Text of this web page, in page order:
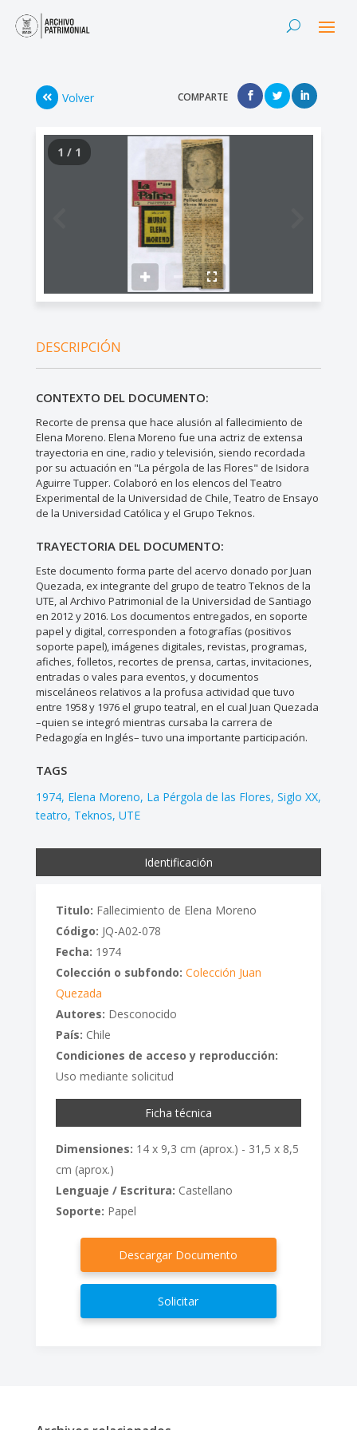
Volver COMPARTE
1 / 1
DESCRIPCIÓN
CONTEXTO DEL DOCUMENTO:
Recorte de prensa que hace alusión al fallecimiento de
Elena Moreno. Elena Moreno fue una actriz de extensa
trayectoria en cine, radio y televisión, siendo recordada
por su actuación en "La pérgola de las Flores" de Isidora
Aguirre Tupper. Colaboró en los elencos del Teatro
Experimental de la Universidad de Chile, Teatro de Ensayo
de la Universidad Católica y el Grupo Teknos.
TRAYECTORIA DEL DOCUMENTO:
Este documento forma parte del acervo donado por Juan
Quezada, ex integrante del grupo de teatro Teknos de la
UTE, al Archivo Patrimonial de la Universidad de Santiago
en 2012 y 2016. Los documentos entregados, en soporte
papel y digital, corresponden a fotografías (positivos
soporte papel), imágenes digitales, revistas, programas,
afiches, folletos, recortes de prensa, cartas, invitaciones,
entradas o vales para eventos, y documentos
misceláneos relativos a la profusa actividad que tuvo
entre 1958 y 1976 el grupo teatral, en el cual Juan Quezada
–quien se integró mientras cursaba la carrera de
Pedagogía en Inglés– tuvo una importante participación.
TAGS
1974 Elena Moreno La Pérgola de las Flores Siglo XX
teatro Teknos UTE
Identificación
Titulo: Fallecimiento de Elena Moreno
Código: JQ-A02-078
Fecha: 1974
Colección o subfondo: Colección Juan
Quezada
Autores: Desconocido
País: Chile
Condiciones de acceso y reproducción:
Uso mediante solicitud
Ficha técnica
Dimensiones: 14 x 9,3 cm (aprox.) - 31,5 x 8,5
cm (aprox.)
Lenguaje / Escritura: Castellano
Soporte: Papel
Descargar Documento
Solicitar